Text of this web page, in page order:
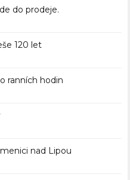
do prodeje.
120 let
ranních hodin
nad Lipou